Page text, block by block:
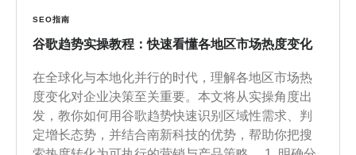
SEO指南
谷歌趋势实操教程：快速看懂各地区市场热度变化
在全球化与本地化并行的时代，理解各地区市场热
度变化对企业决策至关重要。本文将从实操角度出
发，教你如何用谷歌趋势快速识别区域性需求、判
定增长态势，并结合南新科技的优势，帮助你把搜